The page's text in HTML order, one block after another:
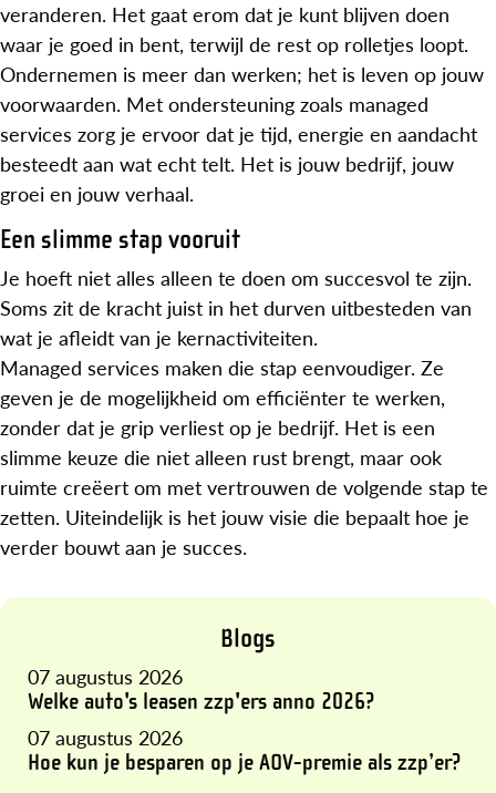
veranderen. Het gaat erom dat je kunt blijven doen
waar je goed in bent, terwijl de rest op rolletjes loopt.
Ondernemen is meer dan werken; het is leven op jouw
voorwaarden. Met ondersteuning zoals managed
services zorg je ervoor dat je tijd, energie en aandacht
besteedt aan wat echt telt. Het is jouw bedrijf, jouw
groei en jouw verhaal.
Een slimme stap vooruit
Je hoeft niet alles alleen te doen om succesvol te zijn.
Soms zit de kracht juist in het durven uitbesteden van
wat je afleidt van je kernactiviteiten.
Managed services maken die stap eenvoudiger. Ze
geven je de mogelijkheid om efficiënter te werken,
zonder dat je grip verliest op je bedrijf. Het is een
slimme keuze die niet alleen rust brengt, maar ook
ruimte creëert om met vertrouwen de volgende stap te
zetten. Uiteindelijk is het jouw visie die bepaalt hoe je
verder bouwt aan je succes.
Blogs
07 augustus 2026
Welke auto's leasen zzp'ers anno 2026?
07 augustus 2026
Hoe kun je besparen op je AOV-premie als zzp’er?